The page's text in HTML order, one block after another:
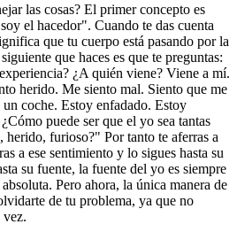
las cosas? El primer concepto es
el hacedor". Cuando te das cuenta
que tu cuerpo está pasando por la
que haces es que te preguntas:
¿A quién viene? Viene a mí.
herido. Me siento mal. Siento que me
coche. Estoy enfadado. Estoy
puede ser que el yo sea tantas
herido, furioso?" Por tanto te aferras a
a ese sentimiento y lo sigues hasta su
su fuente, la fuente del yo es siempre
Pero ahora, la única manera de
de tu problema, ya que no
vez.